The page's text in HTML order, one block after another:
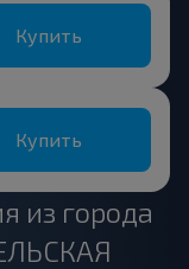
Купить
Купить
из города